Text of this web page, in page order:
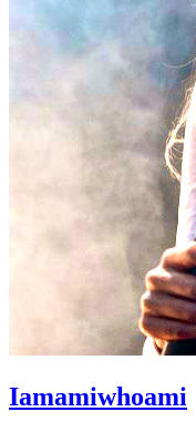
Iamamiwhoami